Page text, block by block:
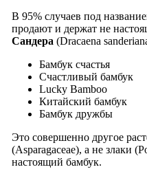
В 95% случаев под
продают и держат не
Сандера (Dracaena
Бамбук счастья
Счастливый бамбук
Lucky Bamboo
Китайский бамбук
Бамбук дружбы
Это совершенно другое
(Asparagaceae), а не злаки
настоящий бамбук.